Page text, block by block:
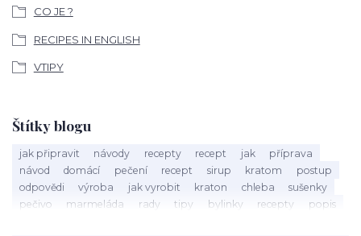
CO JE ?
RECIPES IN ENGLISH
VTIPY
Štítky blogu
jak připravit návody recepty recept jak
příprava
návod
domácí pečení recept sirup kratom
postup
odpovědi
výroba jak vyrobit kraton chleba
sušenky
pečivo
marmeláda rady tipy bylinky recepty
popis